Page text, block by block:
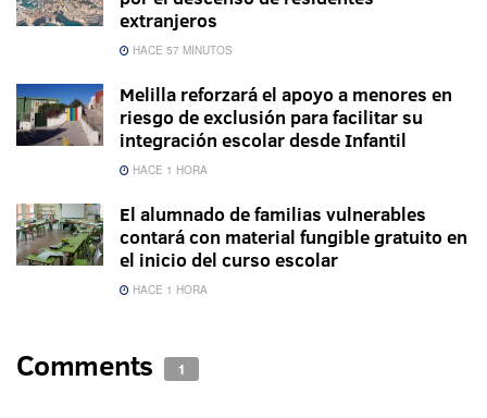
extranjeros
HACE 57 MINUTOS
Melilla reforzará el apoyo a menores en
riesgo de exclusión para facilitar su
integración escolar desde Infantil
HACE 1 HORA
El alumnado de familias vulnerables
contará con material fungible gratuito en
el inicio del curso escolar
HACE 1 HORA
Comments 1